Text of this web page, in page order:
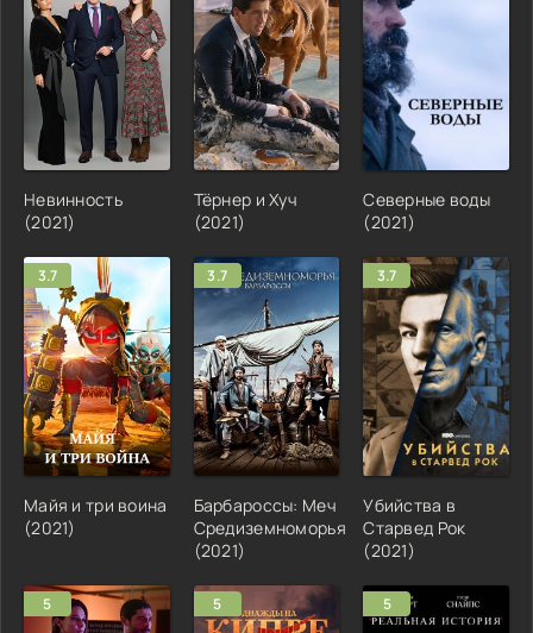
Невинность
(2021)
Тёрнер и Хуч
(2021)
Северные воды
(2021)
3.7
Майя и три воина
(2021)
3.7
Барбароссы: Меч
Средиземноморья
(2021)
3.7
Убийства в
Старвед Рок
(2021)
5 5 5